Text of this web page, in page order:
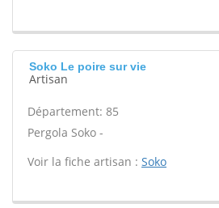
Soko Le poire sur vie
Artisan
Département: 85
Pergola Soko -
Voir la fiche artisan : Soko